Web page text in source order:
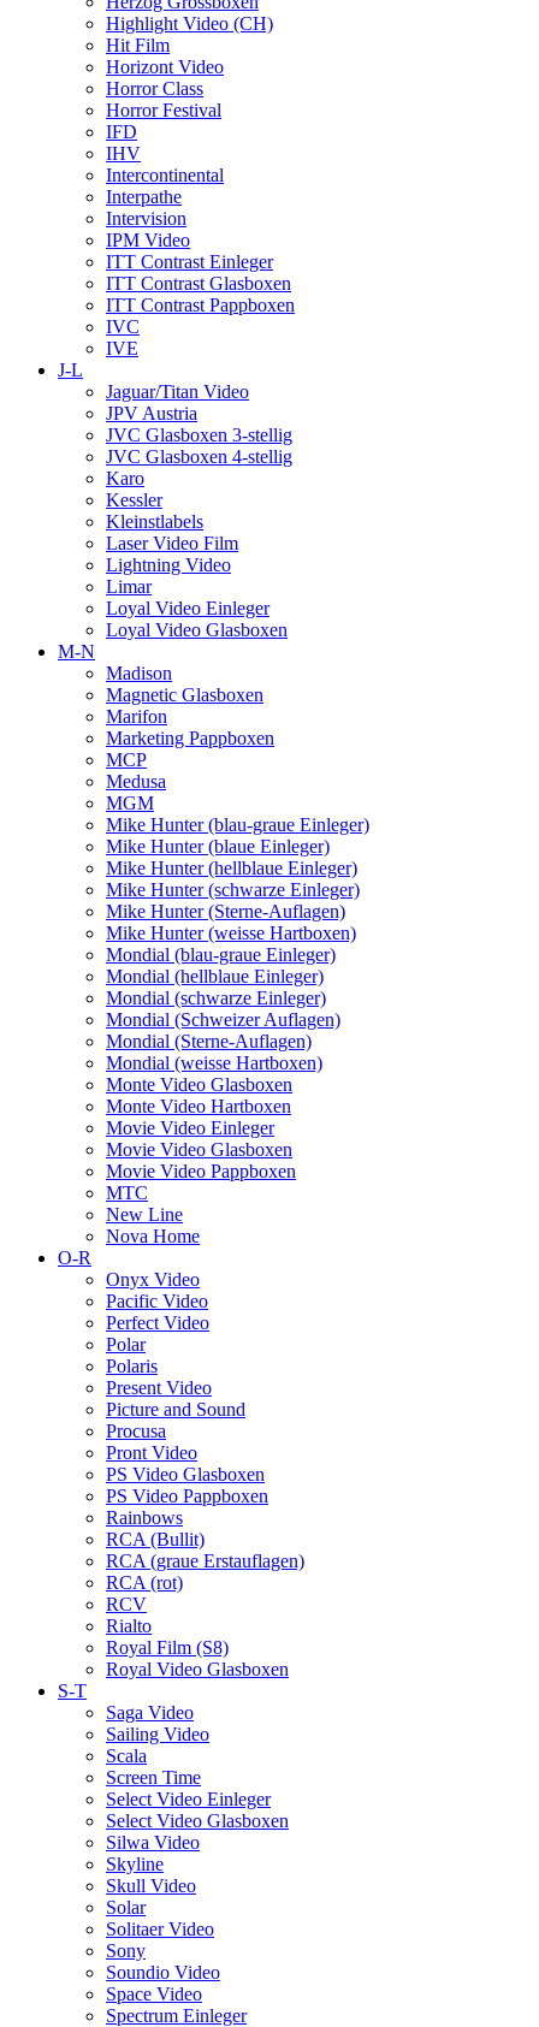
Highlight Video (CH)
Hit Film
Horizont Video
Horror Class
Horror Festival
IFD
IHV
Intercontinental
Interpathe
Intervision
IPM Video
ITT Contrast Einleger
ITT Contrast Glasboxen
ITT Contrast Pappboxen
IVC
IVE
J-L
Jaguar/Titan Video
JPV Austria
JVC Glasboxen 3-stellig
JVC Glasboxen 4-stellig
Karo
Kessler
Kleinstlabels
Laser Video Film
Lightning Video
Limar
Loyal Video Einleger
Loyal Video Glasboxen
M-N
Madison
Magnetic Glasboxen
Marifon
Marketing Pappboxen
MCP
Medusa
MGM
Mike Hunter (blau-graue Einleger)
Mike Hunter (blaue Einleger)
Mike Hunter (hellblaue Einleger)
Mike Hunter (schwarze Einleger)
Mike Hunter (Sterne-Auflagen)
Mike Hunter (weisse Hartboxen)
Mondial (blau-graue Einleger)
Mondial (hellblaue Einleger)
Mondial (schwarze Einleger)
Mondial (Schweizer Auflagen)
Mondial (Sterne-Auflagen)
Mondial (weisse Hartboxen)
Monte Video Glasboxen
Monte Video Hartboxen
Movie Video Einleger
Movie Video Glasboxen
Movie Video Pappboxen
MTC
New Line
Nova Home
O-R
Onyx Video
Pacific Video
Perfect Video
Polar
Polaris
Present Video
Picture and Sound
Procusa
Pront Video
PS Video Glasboxen
PS Video Pappboxen
Rainbows
RCA (Bullit)
RCA (graue Erstauflagen)
RCA (rot)
RCV
Rialto
Royal Film (S8)
Royal Video Glasboxen
S-T
Saga Video
Sailing Video
Scala
Screen Time
Select Video Einleger
Select Video Glasboxen
Silwa Video
Skyline
Skull Video
Solar
Solitaer Video
Sony
Soundio Video
Space Video
Spectrum Einleger